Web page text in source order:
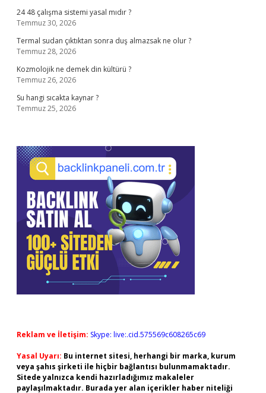
24 48 çalışma sistemi yasal mıdır ?
Temmuz 30, 2026
Termal sudan çıktıktan sonra duş almazsak ne olur ?
Temmuz 28, 2026
Kozmolojik ne demek din kültürü ?
Temmuz 26, 2026
Su hangi sıcakta kaynar ?
Temmuz 25, 2026
Reklam ve İletişim: Skype: live:.cid.575569c608265c69
Yasal Uyarı: Bu internet sitesi, herhangi bir marka, kurum
veya şahıs şirketi ile hiçbir bağlantısı bulunmamaktadır.
Sitede yalnızca kendi hazırladığımız makaleler
paylaşılmaktadır. Burada yer alan içerikler haber niteliği